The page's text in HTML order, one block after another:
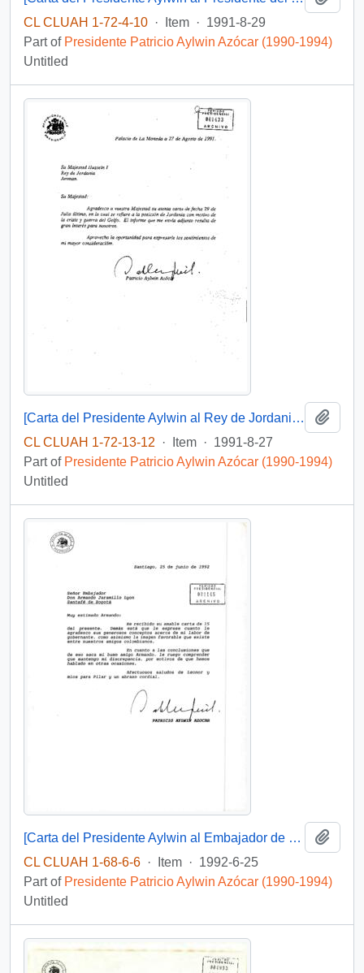
CL CLUAH 1-72-4-10 · Item · 1991-8-29
Part of Presidente Patricio Aylwin Azócar (1990-1994)
Untitled
[Carta del Presidente Aylwin al Rey de Jordania, respecto a a la posición de Jordania con motivo de la crisis y guerra del Golfo].
CL CLUAH 1-72-13-12
· Item · 1991-8-27
Part of Presidente Patricio Aylwin Azócar (1990-1994)
Untitled
[Carta del Presidente Aylwin al Embajador de Chile en Colombia, agradeciendo generosos conceptos acerca de su labor de gobernante].
CL CLUAH 1-68-6-6 · Item · 1992-6-25
Part of Presidente Patricio Aylwin Azócar (1990-1994)
Untitled